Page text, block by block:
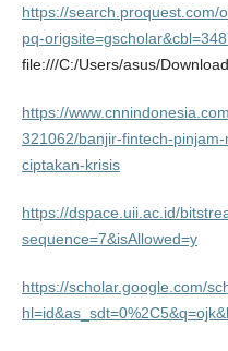
https://search.proquest.com/
pq-
file:///C:/Users/asus/
https://
321062/banjir-fintech-
ciptakan-krisis
https://dspace.uii.ac.id/
sequence=7&isAllowed=y
https://scholar.google.com/